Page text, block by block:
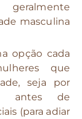
geralmente
masculina
opção cada
que
seja por
antes de
(para adiar